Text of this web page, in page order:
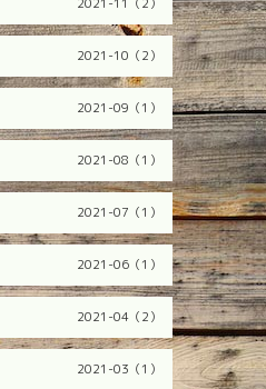
2021-10（2）
2021-09（1）
2021-08（1）
2021-07（1）
2021-06（1）
2021-04（2）
2021-03（1）